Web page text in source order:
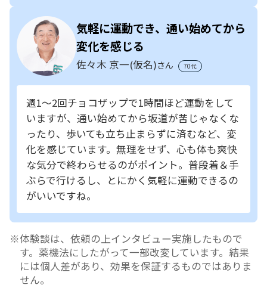
気軽に運動でき、通い始めてから
変化を感じる
佐々木 京一(仮名)さん 70代
週1～2回チョコザップで1時間ほど運動をして
いますが、通い始めてから坂道が苦じゃなくな
ったり、歩いても立ち止まらずに済むなど、変
化を感じています。無理をせず、心も体も爽快
な気分で終わらせるのがポイント。普段着＆手
ぶらで行けるし、とにかく気軽に運動できるの
がいいですね。
体験談は、依頼の上インタビュー実施したもので
す。薬機法にしたがって一部改変しています。結果
には個人差があり、効果を保証するものではありま
せん。